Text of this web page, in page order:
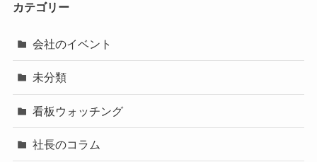
カテゴリー
会社のイベント
未分類
看板ウォッチング
社長のコラム